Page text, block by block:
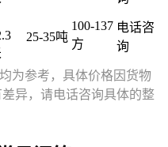
25-35吨
100-137
方
电话咨
询
为参考，具体价格因货物
异，请电话咨询具体的整